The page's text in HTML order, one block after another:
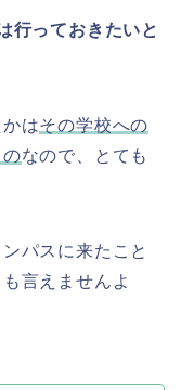
行っておきたいと
はその学校への
なので、とても
パスに来たこと
言えませんよ